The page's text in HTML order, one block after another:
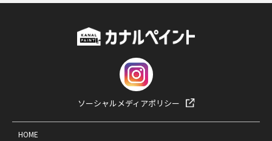
ソーシャルメディアポリシー
HOME